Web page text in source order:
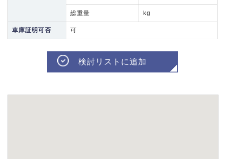
総重量 kg
車庫証明可否 可
検討リストに追加